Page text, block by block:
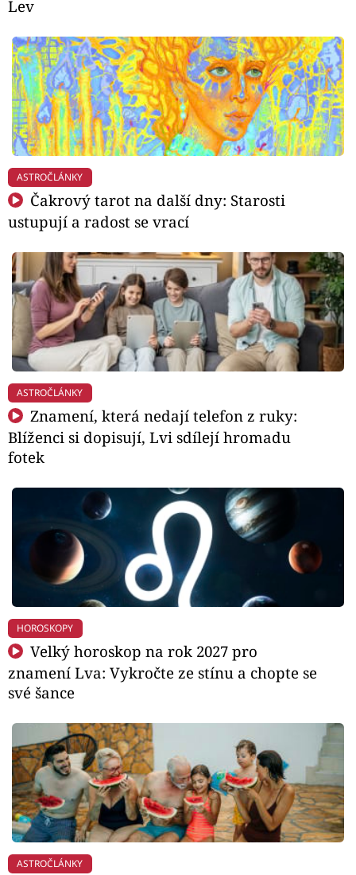
Lev
ASTROČLÁNKY
Čakrový tarot na další dny: Starosti
ustupují a radost se vrací
ASTROČLÁNKY
Znamení, která nedají telefon z ruky:
Blíženci si dopisují, Lvi sdílejí hromadu
fotek
HOROSKOPY
Velký horoskop na rok 2027 pro
znamení Lva: Vykročte ze stínu a chopte se
své šance
ASTROČLÁNKY